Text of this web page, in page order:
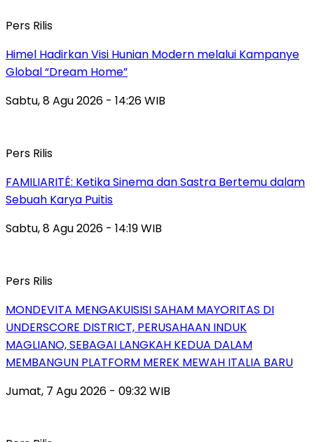
Pers Rilis
Himel Hadirkan Visi Hunian Modern melalui Kampanye
Global “Dream Home”
Sabtu, 8 Agu 2026 - 14:26 WIB
Pers Rilis
FAMILIARITÉ: Ketika Sinema dan Sastra Bertemu dalam
Sebuah Karya Puitis
Sabtu, 8 Agu 2026 - 14:19 WIB
Pers Rilis
MONDEVITA MENGAKUISISI SAHAM MAYORITAS DI
UNDERSCORE DISTRICT, PERUSAHAAN INDUK
MAGLIANO, SEBAGAI LANGKAH KEDUA DALAM
MEMBANGUN PLATFORM MEREK MEWAH ITALIA BARU
Jumat, 7 Agu 2026 - 09:32 WIB